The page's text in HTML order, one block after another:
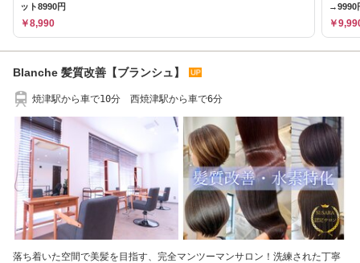
ット8990円
￥8,990
→9990
￥
Blanche 髪質改善【ブランシュ】
焼津駅から車で10分 西焼津駅から車で6分
落ち着いた空間で美髪を目指す、完全マンツーマンサロン！洗練された丁寧